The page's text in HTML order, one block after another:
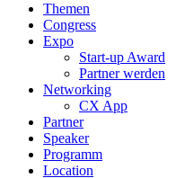
Themen
Congress
Expo
Start-up Award
Partner werden
Networking
CX App
Partner
Speaker
Programm
Location